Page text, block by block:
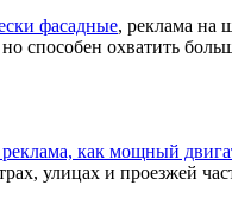
фасадные, реклама на
способен охватить
как мощный
улицах и проезжей